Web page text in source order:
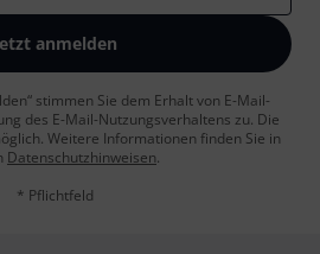
anmelden
stimmen Sie dem Erhalt von E-Mail-
des E-Mail-Nutzungsverhaltens zu. Die
Weitere Informationen finden Sie in
Datenschutzhinweisen.
* Pflichtfeld